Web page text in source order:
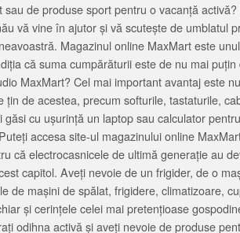
de produse sport pentru o vacanță
vă vine în ajutor și vă scutește de umblatul
Magazinul online MaxMart este
că suma cumpărăturii este de nu mai
MaxMart? Cel mai important avantaj este
de acestea, precum softurile, tastaturile,
cu ușurință un laptop sau calculator
accesa site-ul magazinului online
că electrocasnicele de ultimă generație au
capitol. Aveți nevoie de un frigider, de o
de mașini de spălat, frigidere, climatizoare,
și cerințele celei mai pretențioase
odihna activă și aveți nevoie de produse